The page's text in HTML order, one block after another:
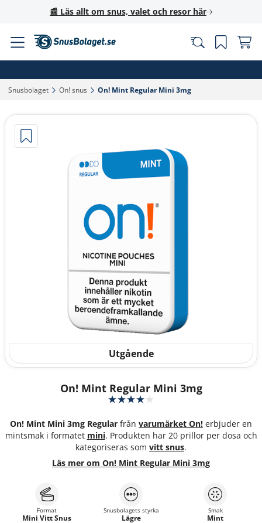
📰 Läs allt om snus, valet och resor här
Snusbolaget‎ On! snus‎ On! Mint Regular Mini 3mg‎
Utgående
On! Mint Regular Mini 3mg
On! Mint Mini 3mg Regular från varumärket On! erbjuder en
mintsmak i formatet mini. Produkten har 20 prillor per dosa och
kategoriseras som vitt snus.
Läs mer om On! Mint Regular Mini 3mg
Format
Mini Vitt Snus
Snusbolagets styrka
Lägre
Smak
Mint